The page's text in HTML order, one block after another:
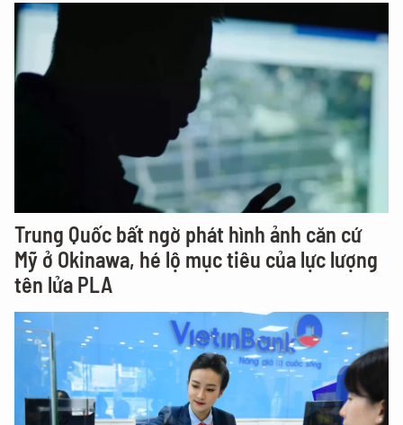
Trung Quốc bất ngờ phát hình ảnh căn cứ
Mỹ ở Okinawa, hé lộ mục tiêu của lực lượng
tên lửa PLA